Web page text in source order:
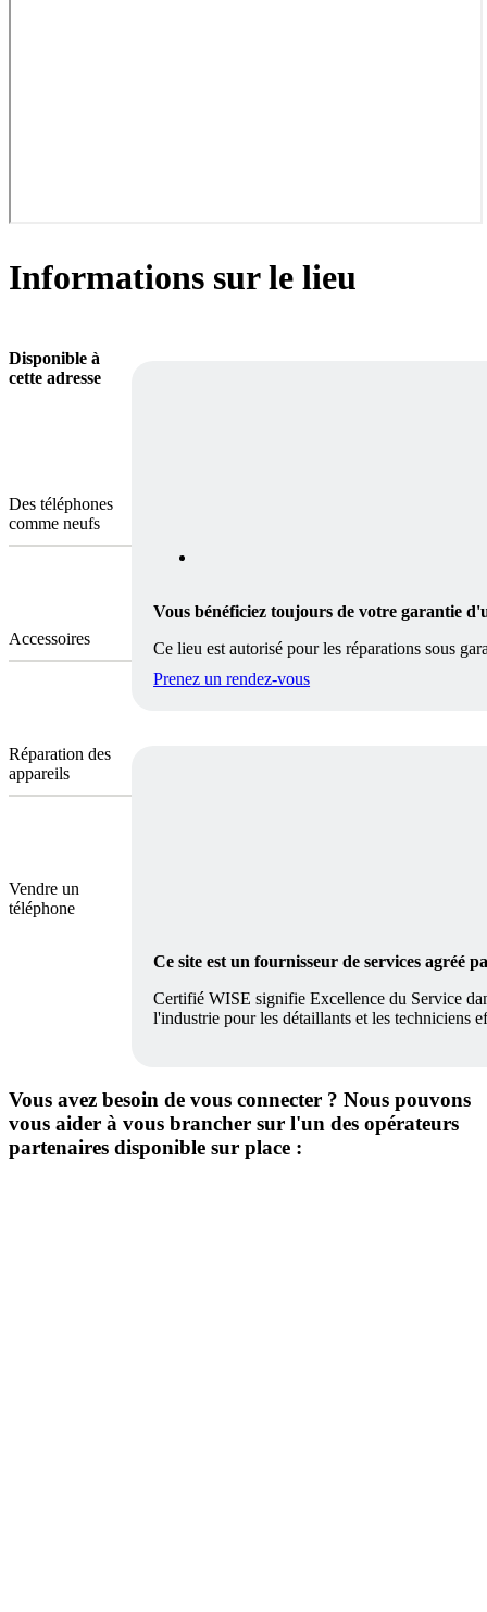
Informations sur le lieu
Disponible à
cette adresse
Des téléphones
comme neufs
Accessoires
Réparation des
appareils
Vendre un
téléphone
Vous bénéficiez toujours de votre garantie
Ce lieu est autorisé pour les réparations sous
Prenez un rendez-vous
Ce site est un fournisseur de services agréé
Certifié WISE signifie Excellence du Service
l'industrie pour les détaillants et les techniciens
Vous avez besoin de vous connecter ? Nous pouvons
vous aider à vous brancher sur l'un des opérateurs
partenaires disponible sur place :